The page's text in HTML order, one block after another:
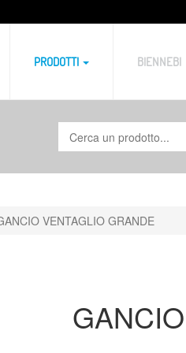
PRODOTTI BIENNEBI
VENTAGLIO GRANDE